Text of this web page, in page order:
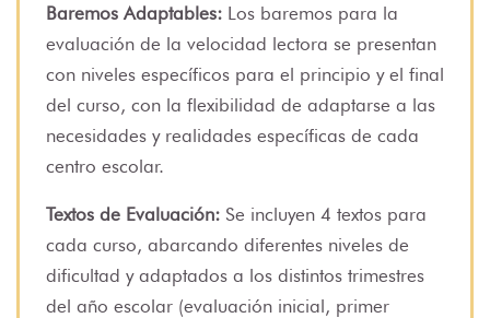
Baremos Adaptables: Los baremos para la
evaluación de la velocidad lectora se presentan
con niveles específicos para el principio y el final
del curso, con la flexibilidad de adaptarse a las
necesidades y realidades específicas de cada
centro escolar.
Textos de Evaluación: Se incluyen 4 textos para
cada curso, abarcando diferentes niveles de
dificultad y adaptados a los distintos trimestres
del año escolar (evaluación inicial, primer